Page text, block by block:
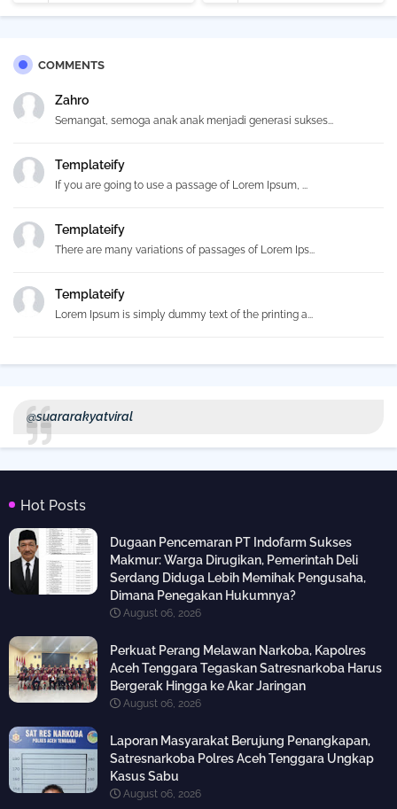
COMMENTS
Zahro
Semangat, semoga anak anak menjadi generasi sukses...
Templateify
If you are going to use a passage of Lorem Ipsum, ...
Templateify
There are many variations of passages of Lorem Ips...
Templateify
Lorem Ipsum is simply dummy text of the printing a...
@suararakyatviral
Hot Posts
Dugaan Pencemaran PT Indofarm Sukses
Makmur: Warga Dirugikan, Pemerintah Deli
Serdang Diduga Lebih Memihak Pengusaha,
Dimana Penegakan Hukumnya?
August 06, 2026
Perkuat Perang Melawan Narkoba, Kapolres
Aceh Tenggara Tegaskan Satresnarkoba Harus
Bergerak Hingga ke Akar Jaringan
August 06, 2026
Laporan Masyarakat Berujung Penangkapan,
Satresnarkoba Polres Aceh Tenggara Ungkap
Kasus Sabu
August 06, 2026